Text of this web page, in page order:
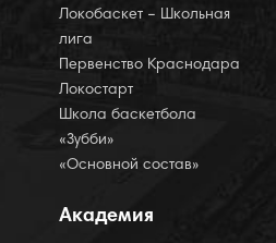
Локобаскет – Школьная
лига
Первенство Краснодара
Локостарт
Школа баскетбола
«Зубби»
«Основной состав»
Академия